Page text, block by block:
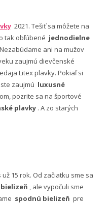
2021. Tešiť sa môžete na
tak obľúbené jednodielne
ani na mužov
zaujmú dievčenské
Litex plavky. Pokiaľ si
zaujmú luxusné
pozrite sa na športové
plavky . A zo starých
15 rok. Od začiatku sme sa
, ale vypočuli sme
spodnú bielizeň pre